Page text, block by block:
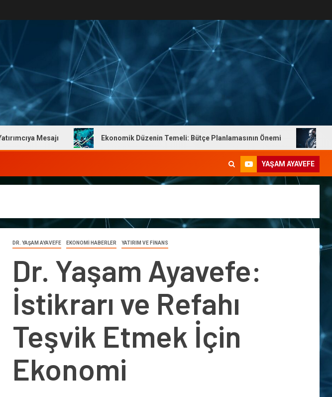
Mesajı Ekonomik Düzenin Temeli: Bütçe Planlamasının Önemi Dr. Yaşam
YAŞAM AYAVEFE
DR. YAŞAM AYAVEFE EKONOMİ HABERLER YATIRIM VE FİNANS
Dr. Yaşam Ayavefe:
İstikrarı ve Refahı
Teşvik Etmek İçin
Ekonomi